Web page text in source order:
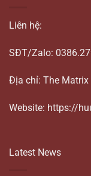
Liên hệ:
SĐT/Zalo:
Địa chỉ: The Matrix
Website: https://
Latest News